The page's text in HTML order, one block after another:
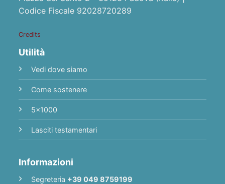
Codice Fiscale 92028720289
Credits
Utilità
Vedi dove siamo
Come sostenere
5x1000
Lasciti testamentari
Informazioni
Segreteria +39 049 8759199